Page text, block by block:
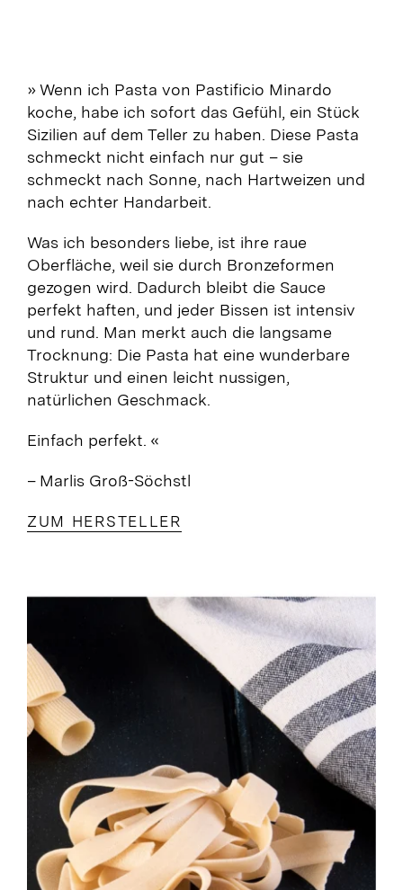
»Wenn ich Pasta von Pastificio Minardo
koche, habe ich sofort das Gefühl, ein Stück
Sizilien auf dem Teller zu haben. Diese Pasta
schmeckt nicht einfach nur gut – sie
schmeckt nach Sonne, nach Hartweizen und
nach echter Handarbeit.
Was ich besonders liebe, ist ihre raue
Oberfläche, weil sie durch Bronzeformen
gezogen wird. Dadurch bleibt die Sauce
perfekt haften, und jeder Bissen ist intensiv
und rund. Man merkt auch die langsame
Trocknung: Die Pasta hat eine wunderbare
Struktur und einen leicht nussigen,
natürlichen Geschmack.
Einfach perfekt. «
– Marlis Groß-Söchstl
ZUM HERSTELLER